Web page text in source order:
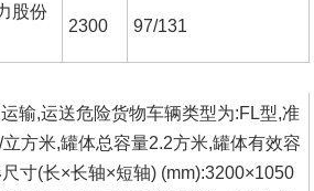
股份
2300 97/131
输,运送危险货物车辆类型为:FL型,准
方米,罐体总容量2.2方米,罐体有效容
寸(长×长轴×短轴) (mm):3200×1050